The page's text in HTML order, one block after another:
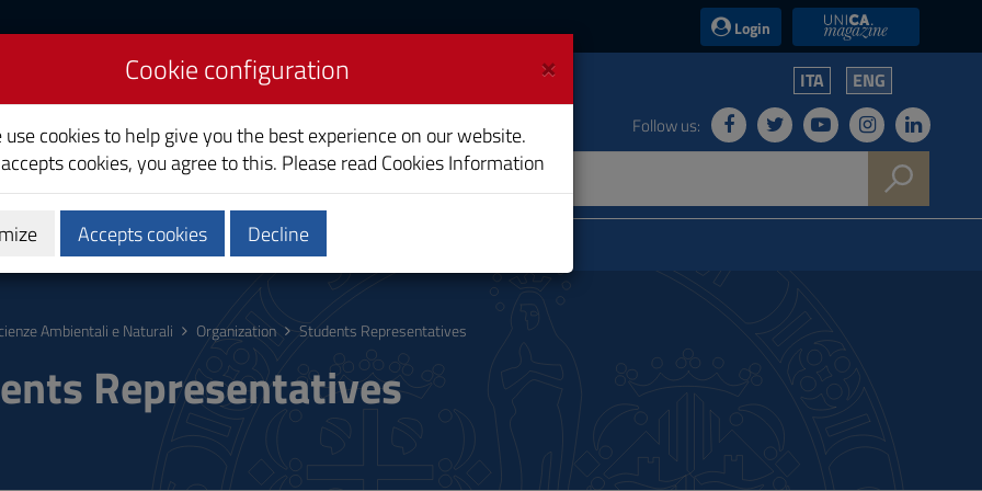
Login UniCA News
Natural Sciences
ITA ENG
Follow us:
Calendars and Timetable
Ambientali e Naturali Organization Students Representatives
Representatives
×
Cookie configuration
use cookies to help give you the best experience on our website.
cookies, you agree to this. Please read Cookies Information
Accepts cookies Decline